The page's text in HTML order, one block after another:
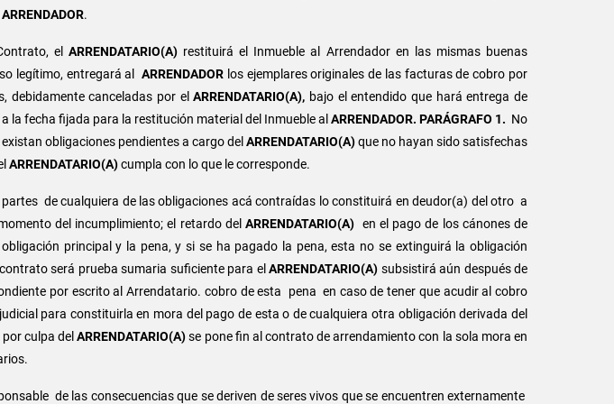
ARRENDADOR.
el ARRENDATARIO(A)restituirá el Inmueble al Arrendador en las mismas buenas
legítimo, entregará al ARRENDADORlos ejemplares originales de las facturas de cobro por
debidamente canceladas por elARRENDATARIO(A), bajo el entendido que hará entrega de
la fecha fijada para la restitución material del Inmueble al ARRENDADOR. PARÁGRAFO 1. No
obligaciones pendientes a cargo del ARRENDATARIO(A)que no hayan sido satisfechas
ARRENDATARIO(A)cumpla con lo que le corresponde.
de cualquiera de las obligaciones acá contraídas lo constituirá en deudor(a) del otro a
del incumplimiento; el retardo delARRENDATARIO(A) en el pago de los cánones de
principal y la pena, y si se ha pagado la pena, esta no se extinguirá la obligación
será prueba sumaria suficiente para el ARRENDATARIO(A) subsistirá aún después de
por escrito al Arrendatario. cobro de esta pena en caso de tener que acudir al cobro
para constituirla en mora del pago de esta o de cualquiera otra obligación derivada del
por culpa delARRENDATARIO(A)se pone fin al contrato de arrendamiento con la sola mora en
de las consecuencias que se deriven de seres vivos que se encuentren externamente